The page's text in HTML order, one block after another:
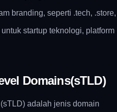
branding, seperti .tech, .store,
startup teknologi, platform
Domains(sTLD)
adalah jenis domain